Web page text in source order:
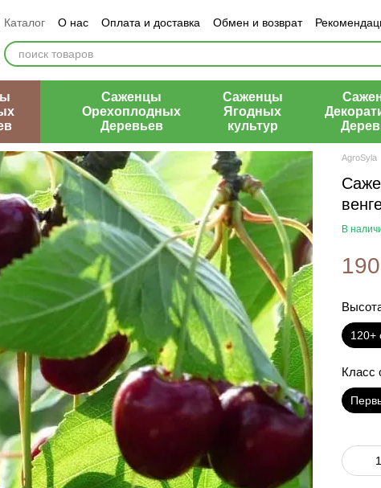
Каталог О нас Оплата и доставка Обмен и возврат
Контакты
Отзывы о магазине
Саженцы
Орехоплодных
Деревьев
Саженцы
Ягодных
культур
AgroSyla
В
120+
Класс